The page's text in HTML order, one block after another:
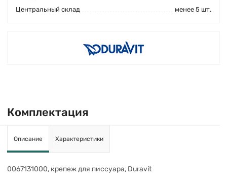
Центральный склад
менее 5 шт.
Комплектация
Описание Характеристики
0067131000, крепеж для писсуара, Duravit